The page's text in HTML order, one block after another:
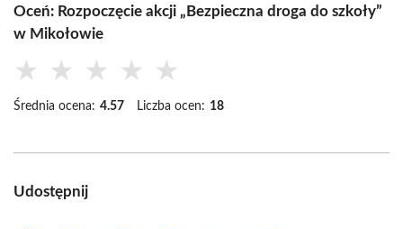
Oceń: Rozpoczęcie akcji „Bezpieczna droga do szkoły”
w Mikołowie
★ ★ ★ ★ ★
Średnia ocena: 4.57 Liczba ocen: 18
Udostępnij